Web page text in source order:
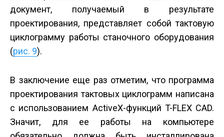
документ, получаемый в результате
проектирования, представляет собой тактовую
циклограмму работы станочного оборудования
(рис. 9).
В заключение еще раз отметим, что программа
проектирования тактовых циклограмм написана
с использованием ActiveX-функций T-FLEX CAD.
Значит, для ее работы на компьютере